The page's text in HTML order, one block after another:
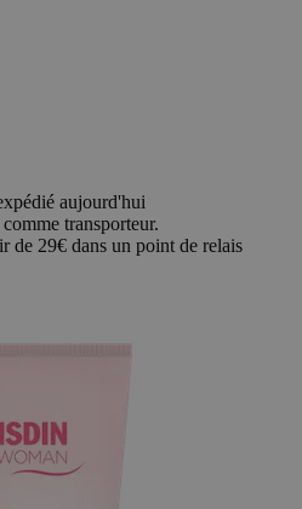
aujourd'hui
transporteur.
de 29€ dans un point de relais